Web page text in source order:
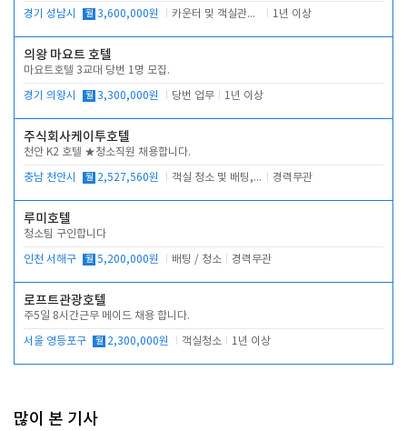
경기 성남시 월 3,600,000원 카운터 및 객실관리 전반 1년 이상
의왕 마요트 호텔
마요트호텔 3교대 당번 1명 모집.
경기 의왕시 월 3,300,000원 당번 업무 1년 이상
주식회사케이투호텔
천안 K2 호텔 ★청소직원 채용합니다.
충남 천안시 월 2,527,560원 객실 청소 및 배팅, 주변 시설 청소 경력무관
루미호텔
청소팀 구인합니다
인천 서해구 월 5,200,000원 배팅 / 청소 경력무관
로프트관광호텔
주5일 8시간근무 메이드 채용 합니다.
서울 영등포구 월 2,300,000원 객실청소 1년 이상
많이 본 기사